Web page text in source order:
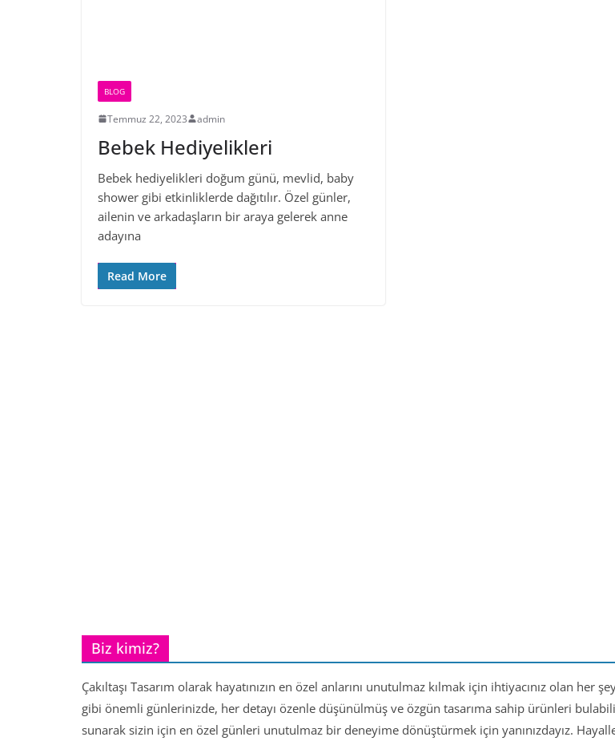
BLOG
Temmuz 22, 2023 admin
Bebek Hediyelikleri
Bebek hediyelikleri doğum günü, mevlid, baby
shower gibi etkinliklerde dağıtılır. Özel günler,
ailenin ve arkadaşların bir araya gelerek anne
adayına
Read More
Biz kimiz?
Çakıltaşı Tasarım olarak hayatınızın en özel anlarını unutulmaz kılmak için ihtiyacınız olan
gibi önemli günlerinizde, her detayı özenle düşünülmüş ve özgün tasarıma sahip ürünleri
sunarak sizin için en özel günleri unutulmaz bir deneyime dönüştürmek için yanınızdayız.